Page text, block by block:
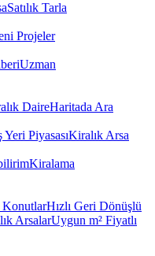
Satılık Tarla
Projeler
Uzman
DaireHaritada Ara
PiyasasıKiralık Arsa
Kiralama
Hızlı Geri Dönüşlü
ArsalarUygun m² Fiyatlı